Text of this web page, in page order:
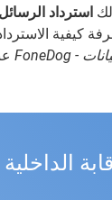
استرداد